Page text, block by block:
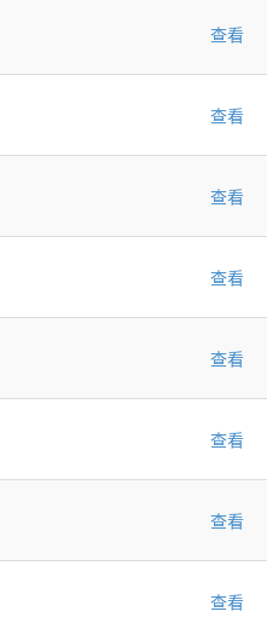
查看
查看
查看
查看
查看
查看
查看
查看